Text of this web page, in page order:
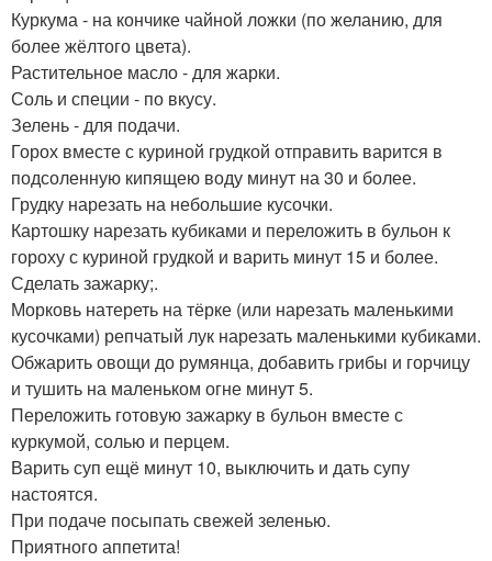
Куркума - на кончике чайной ложки (по желанию, для
более жёлтого цвета).
Растительное масло - для жарки.
Соль и специи - по вкусу.
Зелень - для подачи.
Горох вместе с куриной грудкой отправить варится в
подсоленную кипящею воду минут на 30 и более.
Грудку нарезать на небольшие кусочки.
Картошку нарезать кубиками и переложить в бульон к
гороху с куриной грудкой и варить минут 15 и более.
Сделать зажарку;.
Морковь натереть на тёрке (или нарезать маленькими
кусочками) репчатый лук нарезать маленькими кубиками.
Обжарить овощи до румянца, добавить грибы и горчицу
и тушить на маленьком огне минут 5.
Переложить готовую зажарку в бульон вместе с
куркумой, солью и перцем.
Варить суп ещё минут 10, выключить и дать супу
настоятся.
При подаче посыпать свежей зеленью.
Приятного аппетита!